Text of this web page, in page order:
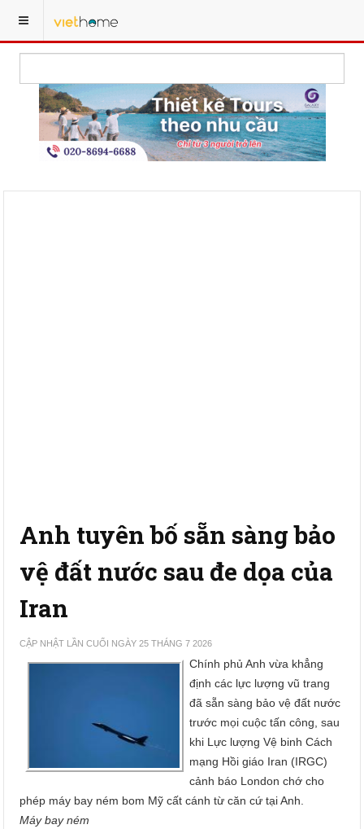
Anh tuyên bố sẵn sàng bảo
vệ đất nước sau đe dọa của
Iran
CẬP NHẬT LẦN CUỐI NGÀY 25 THÁNG 7 2026
Chính phủ Anh vừa khẳng
định các lực lượng vũ trang
đã sẵn sàng bảo vệ đất nước
trước mọi cuộc tấn công, sau
khi Lực lượng Vệ binh Cách
mạng Hồi giáo Iran (IRGC)
cảnh báo London chớ cho
phép máy bay ném bom Mỹ cất cánh từ căn cứ tại Anh.
Máy bay ném